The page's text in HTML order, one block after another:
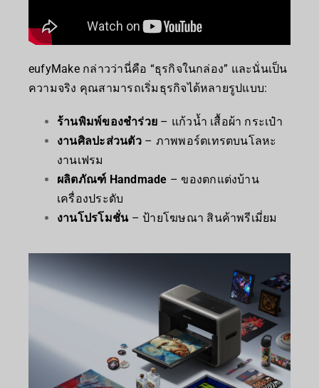
eufyMake กล่าวว่านี่คือ “ธุรกิจในกล่อง” และนั่นเป็น
ความจริง คุณสามารถเริ่มธุรกิจได้หลายรูปแบบ:
ร้านพิมพ์ของชำร่วย – แก้วน้ำ เสื้อผ้า กระเป๋า
งานศิลปะส่วนตัว– ภาพพอร์ตเทรตบนโลหะ
งานเฟรม
ผลิตภัณฑ์ Handmade – ของตกแต่งบ้าน
เครื่องประดับ
งานโปรโมชั่น– ป้ายโฆษณา สินค้าพรีเมี่ยม